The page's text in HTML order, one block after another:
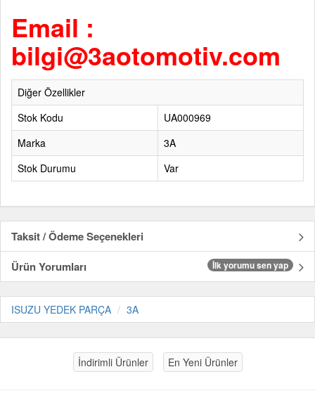
Email :
bilgi@3aotomotiv.com
Diğer Özellikler
Stok Kodu
UA000969
Marka
3A
Stok Durumu
Var
Taksit / Ödeme Seçenekleri
Ürün Yorumları
İlk yorumu sen yap
ISUZU YEDEK PARÇA 3A
İndirimli Ürünler En Yeni Ürünler